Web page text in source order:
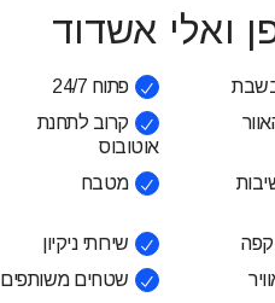
ואלי אשדוד
פתוח 24/7
קרוב לתחנת
אוטובוס
מטבח
קפה שירותי ניקיון
שטחים משותפים